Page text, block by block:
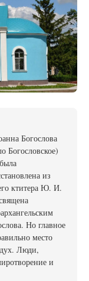
Богослова
Богословское)
из
ктитера Ю. И.
Но главное
место
Люди,
и